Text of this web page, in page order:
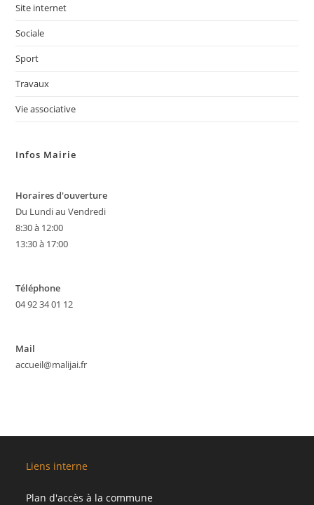
Site internet
Sociale
Sport
Travaux
Vie associative
Infos Mairie
Horaires d'ouverture
Du Lundi au Vendredi
8:30 à 12:00
13:30 à 17:00
Téléphone
04 92 34 01 12
Mail
accueil@malijai.fr
Liens interne
Plan d'accès à la commune